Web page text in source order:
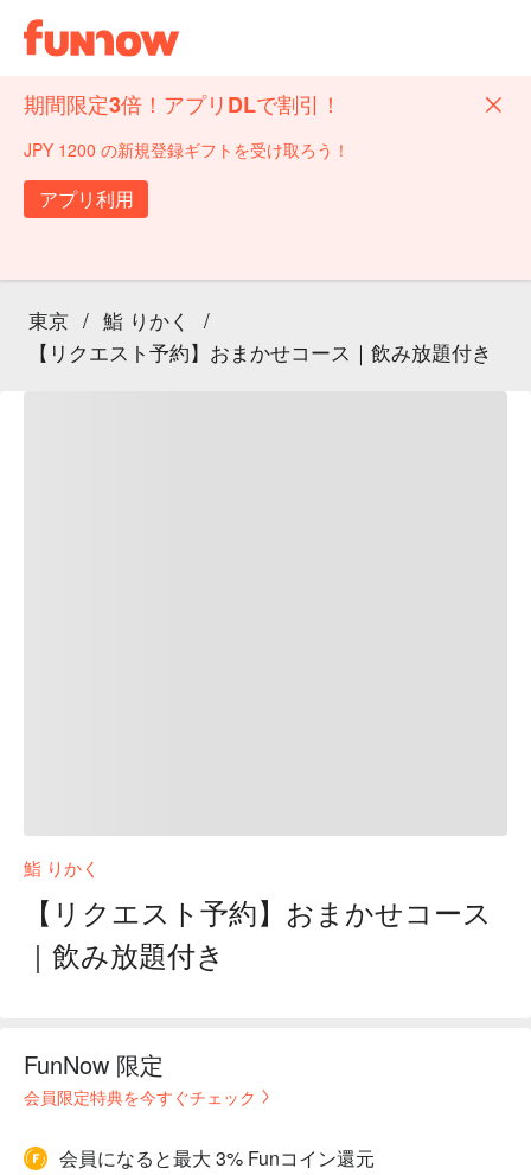
期間限定3倍！アプリDLで割引！
JPY 1200 の新規登録ギフトを受け取ろう！
アプリ利用
東京 / 鮨 りかく
/
【リクエスト予約】おまかせコース｜飲み放題付き
鮨 りかく
【リクエスト予約】おまかせコース
｜飲み放題付き
FunNow 限定
会員限定特典を今すぐチェック
会員になると最大 3% Funコイン還元